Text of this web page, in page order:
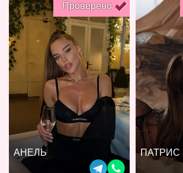
Проверено
АНЕЛЬ ПАТРИС